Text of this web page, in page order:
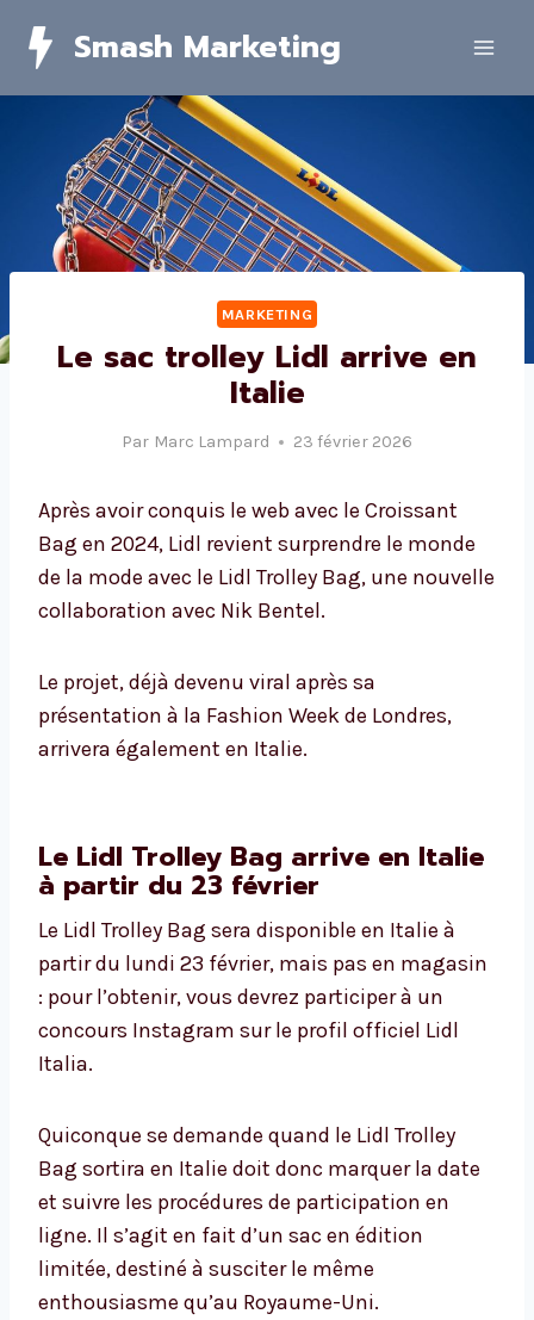
Smash Marketing
MARKETING
Le sac trolley Lidl arrive en
Italie
Par Marc Lampard 23 février 2026
Après avoir conquis le web avec le Croissant
Bag en 2024, Lidl revient surprendre le monde
de la mode avec le Lidl Trolley Bag, une nouvelle
collaboration avec Nik Bentel.
Le projet, déjà devenu viral après sa
présentation à la Fashion Week de Londres,
arrivera également en Italie.
Le Lidl Trolley Bag arrive en Italie
à partir du 23 février
Le Lidl Trolley Bag sera disponible en Italie à
partir du lundi 23 février, mais pas en magasin
: pour l’obtenir, vous devrez participer à un
concours Instagram sur le profil officiel Lidl
Italia.
Quiconque se demande quand le Lidl Trolley
Bag sortira en Italie doit donc marquer la date
et suivre les procédures de participation en
ligne. Il s’agit en fait d’un sac en édition
limitée, destiné à susciter le même
enthousiasme qu’au Royaume-Uni.